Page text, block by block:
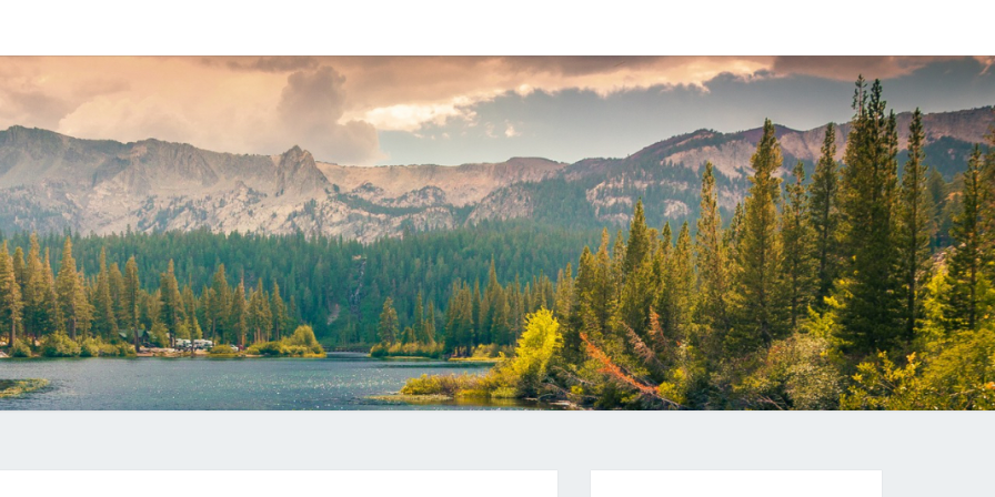
静
水
记
录
一
点
生
活